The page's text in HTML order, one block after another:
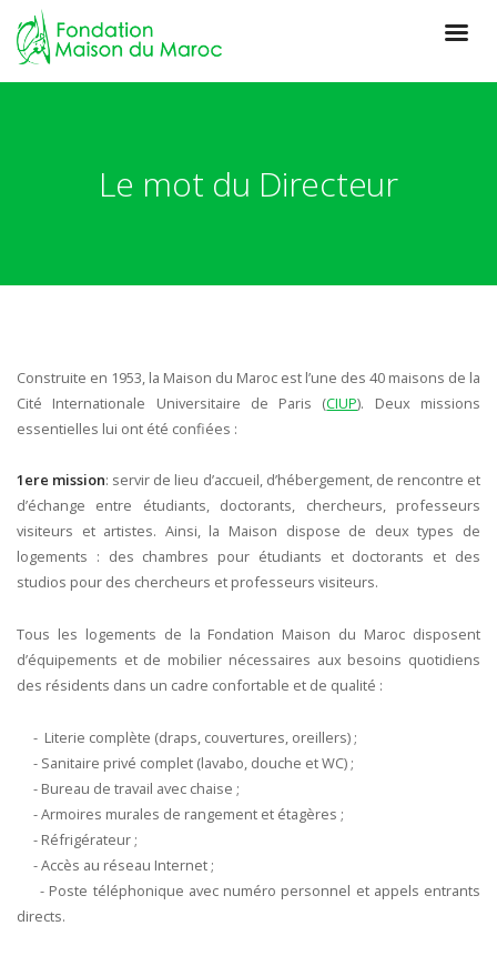
Le mot du Directeur
Construite en 1953, la Maison du Maroc est l’une des 40 maisons de la
Cité Internationale Universitaire de Paris (CIUP). Deux missions
essentielles lui ont été confiées :
1ere mission: servir de lieu d’accueil, d’hébergement, de rencontre et
d’échange entre étudiants, doctorants, chercheurs, professeurs
visiteurs et artistes. Ainsi, la Maison dispose de deux types de
logements : des chambres pour étudiants et doctorants et des
studios pour des chercheurs et professeurs visiteurs.
Tous les logements de la Fondation Maison du Maroc disposent
d’équipements et de mobilier nécessaires aux besoins quotidiens
des résidents dans un cadre confortable et de qualité :
- Literie complète (draps, couvertures, oreillers) ;
- Sanitaire privé complet (lavabo, douche et WC) ;
- Bureau de travail avec chaise ;
- Armoires murales de rangement et étagères ;
- Réfrigérateur ;
- Accès au réseau Internet ;
- Poste téléphonique avec numéro personnel et appels entrants
directs.